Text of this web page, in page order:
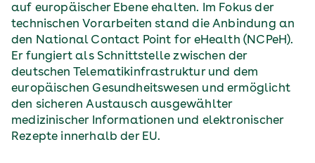
auf europäischer Ebene ehalten. Im Fokus der
technischen Vorarbeiten stand die Anbindung an
den National Contact Point for eHealth (NCPeH).
Er fungiert als Schnittstelle zwischen der
deutschen Telematikinfrastruktur und dem
europäischen Gesundheitswesen und ermöglicht
den sicheren Austausch ausgewählter
medizinischer Informationen und elektronischer
Rezepte innerhalb der EU.